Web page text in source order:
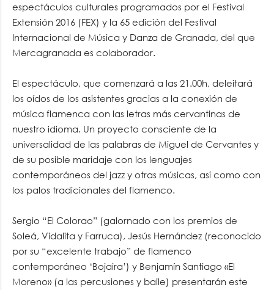
espectáculos culturales programados por el Festival
Extensión 2016 (FEX) y la 65 edición del Festival
Internacional de Música y Danza de Granada, del que
Mercagranada es colaborador.
El espectáculo, que comenzará a las 21.00h, deleitará
los oídos de los asistentes gracias a la conexión de
música flamenca con las letras más cervantinas de
nuestro idioma. Un proyecto consciente de la
universalidad de las palabras de Miguel de Cervantes y
de su posible maridaje con los lenguajes
contemporáneos del jazz y otras músicas, así como con
los palos tradicionales del flamenco.
Sergio “El Colorao” (galornado con los premios de
Soleá, Vidalita y Farruca), Jesús Hernández (reconocido
por su “excelente trabajo” de flamenco
contemporáneo ‘Bojaira’) y Benjamín Santiago «El
Moreno» (a las percusiones y baile) presentarán este